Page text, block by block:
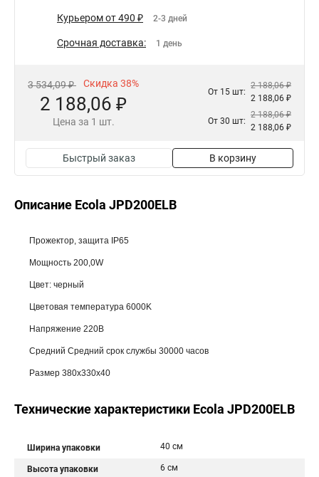
Курьером от 490 ₽ 2-3 дней
Срочная доставка: 1 день
3 534,09 ₽ Скидка 38%
2 188,06 ₽
Цена за 1 шт.
От 15 шт:
2 188,06 ₽
2 188,06 ₽
От 30 шт:
2 188,06 ₽
2 188,06 ₽
Быстрый заказ В корзину
Описание Ecola JPD200ELB
Прожектор, защита IP65
Мощность 200,0W
Цвет: черный
Цветовая температура 6000K
Напряжение 220В
Средний Средний срок службы 30000 часов
Размер 380x330x40
Технические характеристики Ecola JPD200ELB
Ширина упаковки 40 см
Высота упаковки 6 см